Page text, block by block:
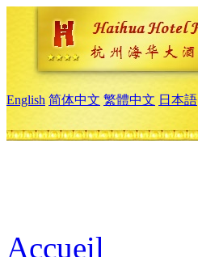
English 简体中文 繁體中文 日本語
Accueil